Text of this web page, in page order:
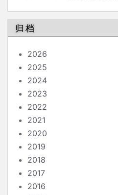
归档
2026
2025
2024
2023
2022
2021
2020
2019
2018
2017
2016